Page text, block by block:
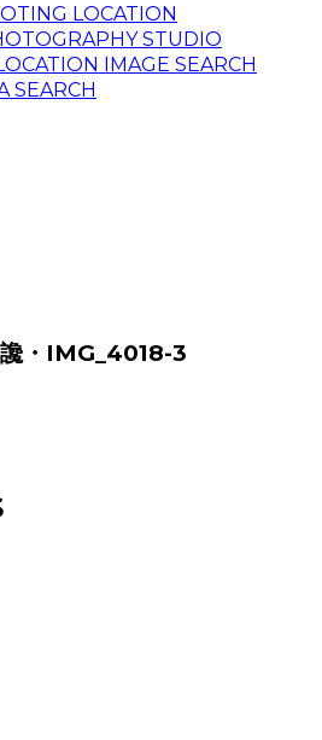
LOCATION
STUDIO
IMAGE SEARCH
SEARCH
・IMG_4018-3